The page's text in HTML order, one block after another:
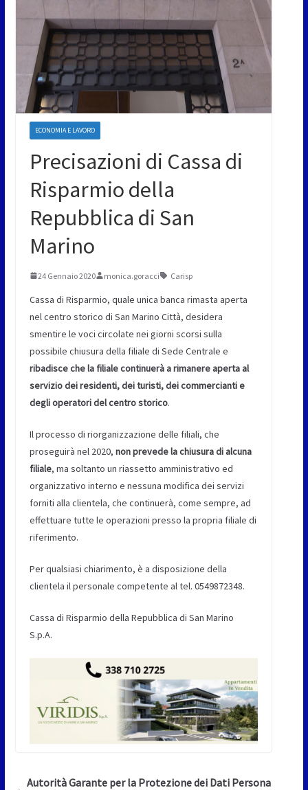
ECONOMIA E LAVORO
Precisazioni di Cassa di
Risparmio della
Repubblica di San
Marino
24 Gennaio 2020 monica.goracci Carisp
Cassa di Risparmio, quale unica banca rimasta aperta
nel centro storico di San Marino Città, desidera
smentire le voci circolate nei giorni scorsi sulla
possibile chiusura della filiale di Sede Centrale e
ribadisce che la filiale continuerà a rimanere aperta al
servizio dei residenti, dei turisti, dei commercianti e
degli operatori del centro storico.
Il processo di riorganizzazione delle filiali, che
proseguirà nel 2020, non prevede la chiusura di alcuna
filiale, ma soltanto un riassetto amministrativo ed
organizzativo interno e nessuna modifica dei servizi
forniti alla clientela, che continuerà, come sempre, ad
effettuare tutte le operazioni presso la propria filiale di
riferimento.
Per qualsiasi chiarimento, è a disposizione della
clientela il personale competente al tel. 0549872348.
Cassa di Risparmio della Repubblica di San Marino
S.p.A.
Autorità Garante per la Protezione dei Dati Persona